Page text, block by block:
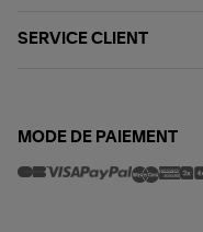
SERVICE CLIENT
MODE DE PAIEMENT